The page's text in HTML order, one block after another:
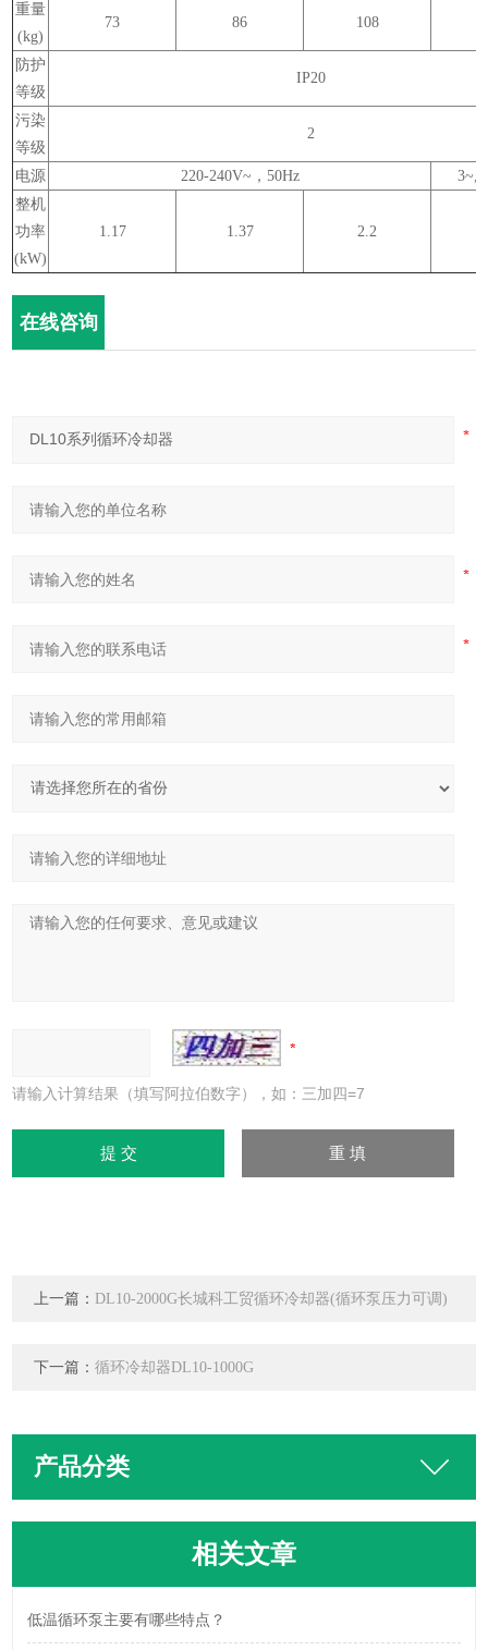
重量
(kg)
73 86 108
防护
等级
IP20
污染
等级
2
电源 220-240V~ ， 50Hz
整机
功率
(kW)
1.17 1.37 2.2
在线咨询
请输入计算结果（填写阿拉伯数字），如：三加四=7
上一篇： DL10-2000G长城科工贸循环冷却器(循环泵压力可调)
下一篇：循环冷却器DL10-1000G
产品分类
相关文章
低温循环泵主要有哪些特点？